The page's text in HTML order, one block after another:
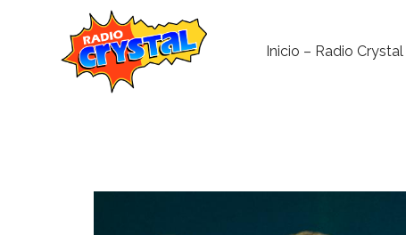
Inicio – Radio Crystal